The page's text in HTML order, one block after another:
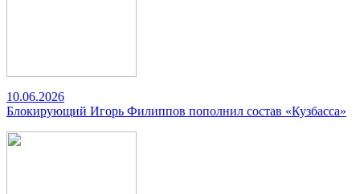
10.06.2026
Блокирующий Игорь Филиппов пополнил состав «Кузбасса»